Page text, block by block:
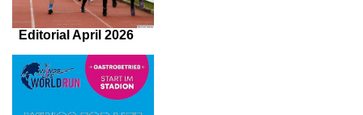
Editorial April 2026